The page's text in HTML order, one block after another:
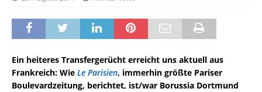
Ein heiteres Transfergerücht erreicht uns aktuell aus
Frankreich: Wie Le Parisien, immerhin größte Pariser
Boulevardzeitung, berichtet, ist/war Borussia Dortmund